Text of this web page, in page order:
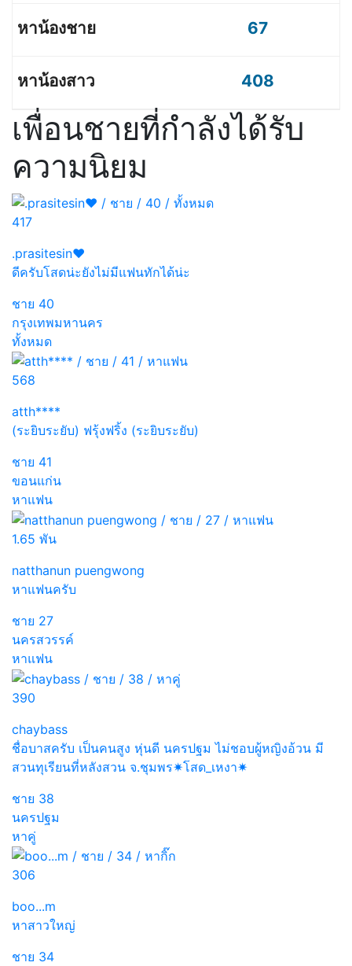
67
408
เพื่อนชายที่กำลังได้รับ
ความนิยม
417
.prasitesin❤️
ดีครับโสดน่ะยังไม่มีแฟนทักได้น่ะ
ชาย 40
กรุงเทพมหานคร
ทั้งหมด
568
atth****
(ระยิบระยับ) ฟรุ้งฟริ้ง (ระยิบระยับ)
ชาย 41
ขอนแก่น
หาแฟน
1.65 พัน
natthanun puengwong
หาแฟนครับ
ชาย 27
นครสวรรค์
หาแฟน
390
chaybass
ชื่อบาสครับ เป็นคนสูง หุ่นดี นครปฐม ไม่ชอบผู้หญิงอ้วน มี
สวนทุเรียนที่หลังสวน จ.ชุมพร✷โสด_เหงา✷
ชาย 38
นครปฐม
หาคู่
306
boo...m
หาสาวใหญ่
ชาย 34